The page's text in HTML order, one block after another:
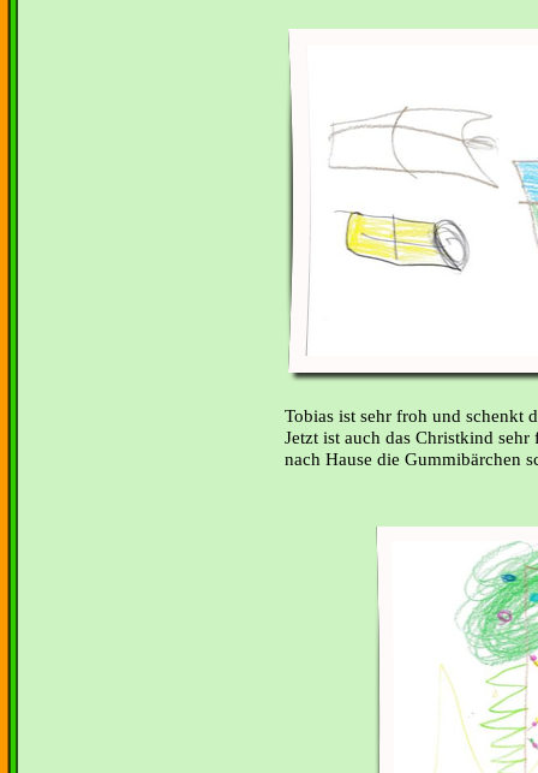
Tobias ist sehr froh und schenkt
Jetzt ist auch das Christkind
nach Hause die Gummibärchen